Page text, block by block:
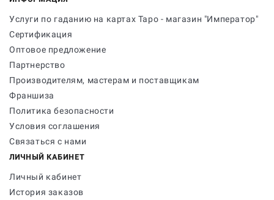
Услуги по гаданию на картах Таро - магазин "Император"
Сертификация
Оптовое предложение
Партнерство
Производителям, мастерам и поставщикам
Франшиза
Политика безопасности
Условия соглашения
Связаться с нами
ЛИЧНЫЙ КАБИНЕТ
Личный кабинет
История заказов